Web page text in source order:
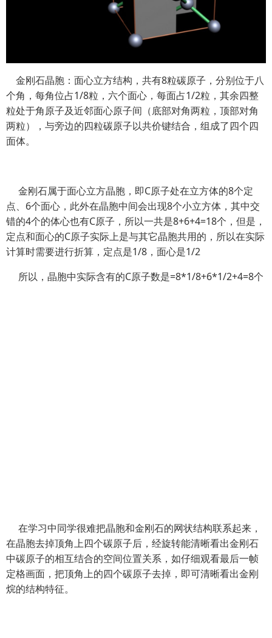
金刚石晶胞：面心立方结构，共有8粒碳原子，分别位于八
个角，每角位占1/8粒，六个面心，每面占1/2粒，其余四整
粒处于角原子及近邻面心原子间（底部对角两粒，顶部对角
两粒），与旁边的四粒碳原子以共价键结合，组成了四个四
面体。
金刚石属于面心立方晶胞，即C原子处在立方体的8个定
点、6个面心，此外在晶胞中间会出现8个小立方体，其中交
错的4个的体心也有C原子，所以一共是8+6+4=18个，但是，
定点和面心的C原子实际上是与其它晶胞共用的，所以在实际
计算时需要进行折算，定点是1/8，面心是1/2
所以，晶胞中实际含有的C原子数是=8*1/8+6*1/2+4=8个
在学习中同学很难把晶胞和金刚石的网状结构联系起来，
在晶胞去掉顶角上四个碳原子后，经旋转能清晰看出金刚石
中碳原子的相互结合的空间位置关系，如仔细观看最后一帧
定格画面，把顶角上的四个碳原子去掉，即可清晰看出金刚
烷的结构特征。